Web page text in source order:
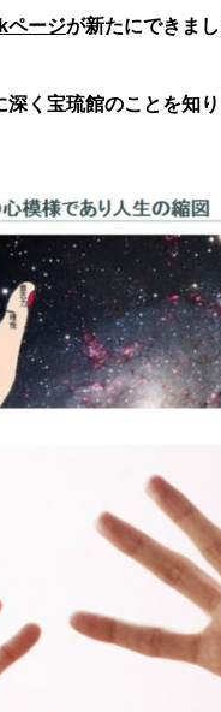
ページが新たにできま
く宝琉館のことを知